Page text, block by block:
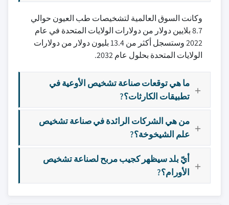
وكانت السوق العالمية لتشخيصات طب العيون حوالي
8.7 بلايين دولار من دولارات الولايات المتحدة في عام
2022 وستسجل أكثر من 13.4 بليون دولار من دولارات
الولايات المتحدة بحلول عام 2032.
ما هي توقعات صناعة تشخيص الأوعية في
تطبيقات الكارثات؟?
من هي الشركات الرائدة في صناعة تشخيص
علم الشيخوخة؟?
أيّ بلد سيظهر كجيب مربح لصناعة تشخيص
الأورام؟?